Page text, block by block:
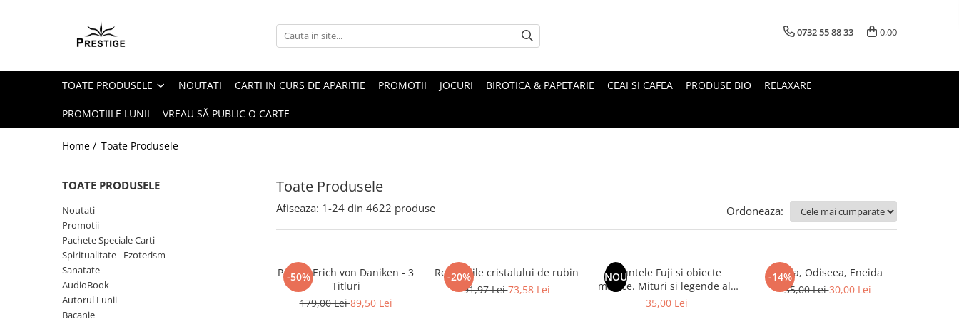
Toate Produsele
Pachete Speciale Carti
Spiritualitate - Ezoterism
AngelConnection
Chiromantie
Dezvoltare Spirituala
KidConnection
Minte Corp
New Illuminati Files
0732 55 88 33 0,00
TOATE PRODUSELE NOUTATI CARTI IN CURS DE APARITIE PROMOTII JOCURI BIROTICA & PAPETARIE CEAI SI CAFEA PRODUSE BIO RELAXARE
PROMOTIILE LUNII VREAU SĂ PUBLIC O CARTE
Home / Toate Produsele
Toate Produsele
TOATE PRODUSELE
Noutati
Promotii
Pachete Speciale Carti
Spiritualitate - Ezoterism
Sanatate
AudioBook
Autorul Lunii
Bacanie
Afiseaza: 1-24 din 4622 produse Ordoneaza:
-50%
Pachet Erich von Daniken - 3
Titluri
179,00 Lei89,50 Lei
-20%
Revelatiile cristalului de rubin
91,97 Lei73,58 Lei
NOU
Muntele Fuji si obiecte
magice. Mituri si legende ale
Japoniei
35,00 Lei
-14%
Iliada, Odiseea, Eneida
35,00 Lei30,00 Lei